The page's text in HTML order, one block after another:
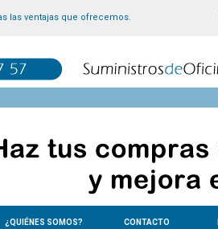
las ventajas que ofrecemos.
¿QUIÉNES SOMOS? CONTACTO